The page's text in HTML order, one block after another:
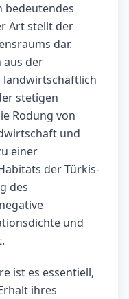
bedeutendes
Art stellt der
dar.
aus der
landwirtschaftlich
stetigen
Rodung von
und
einer
der Türkis-
des
und
ist es essentiell,
ihres